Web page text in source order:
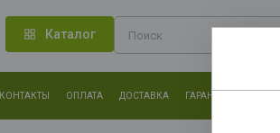
Каталог
КОНТАКТЫ ОПЛАТА ДОСТАВКА ГАРАНТИЯ